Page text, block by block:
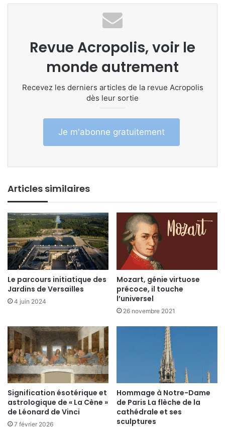
Revue Acropolis, voir le
monde autrement
Recevez les derniers articles de la revue Acropolis
dès leur sortie
Je m'abonne gratuitement
Articles similaires
Le parcours initiatique des
Jardins de Versailles
4 juin 2024
Mozart, génie virtuose
précoce, il touche
l’universel
26 novembre 2021
Signification ésotérique et
astrologique de « La Cène »
de Léonard de Vinci
7 février 2026
Hommage à Notre-Dame
de Paris La flèche de la
cathédrale et ses
sculptures